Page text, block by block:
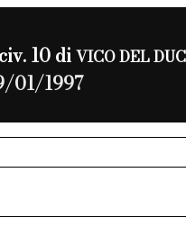
10 diVICO DEL
01/1997